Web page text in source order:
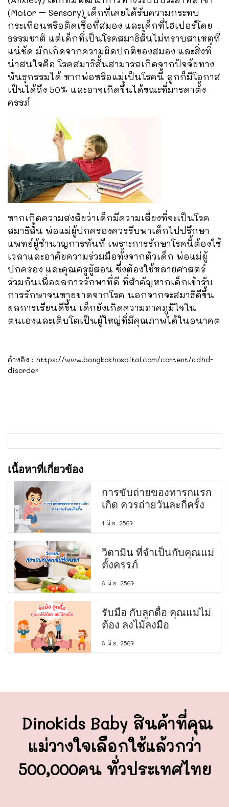
(Motor – Sensory) เด็กที่เคยได้รับความกระทบ
กระเทือนหรือติดเชื้อที่สมอง และเด็กที่ไฮเปอร์โดย
ธรรมชาติ แต่เด็กที่เป็นโรคสมาธิสั้นไม่ทราบสาเหตุที่
แน่ชัด มักเกิดจากความผิดปกติของสมอง และสิ่งที่
น่าสนใจคือ โรคสมาธิสั้นสามารถเกิดจากปัจจัยทาง
พันธุกรรมได้ หากพ่อหรือแม่เป็นโรคนี้ ลูกก็มีโอกาส
เป็นได้ถึง 50% และอาจเกิดขึ้นได้ขณะที่มารดาตั้ง
ครรภ์
หากเกิดความสงสัยว่าเด็กมีความเสี่ยงที่จะเป็นโรค
สมาธิสั้น พ่อแม่ผู้ปกครองควรรีบพาเด็กไปปรึกษา
แพทย์ผู้ชำนาญการทันที เพราะการรักษาโรคนี้ต้องใช้
เวลาและอาศัยความร่วมมือทั้งจากตัวเด็ก พ่อแม่ผู้
ปกครอง และคุณครูผู้สอน ซึ่งต้องใช้หลายศาสตร์
ร่วมกันเพื่อผลการรักษาที่ดี ที่สำคัญหากเด็กเข้ารับ
การรักษาจนหายขาดจากโรค นอกจากจะสมาธิดีขึ้น
ผลการเรียนดีขึ้น เด็กยังเกิดความภาคภูมิใจใน
ตนเองและเติบโตเป็นผู้ใหญ่ที่มีคุณภาพได้ในอนาคต
อ้างอิง : https://www.bangkokhospital.com/content/adhd-
disorder
เนื้อหาที่เกี่ยวข้อง
การขับถ่ายของทารกแรก
เกิด ควรถ่ายวันละกี่ครั้ง
1 มิ.ย. 2567
วิตามิน ที่จำเป็นกับคุณแม่
ตั้งครรภ์
6 มิ.ย. 2567
รับมือ กับลูกดื้อ คุณแม่ไม่
ต้อง ลงไม้ลงมือ
6 มิ.ย. 2567
Dinokids Baby สินค้าที่คุณ
แม่วางใจเลือกใช้แล้วกว่า
500,000คน ทั่วประเทศไทย